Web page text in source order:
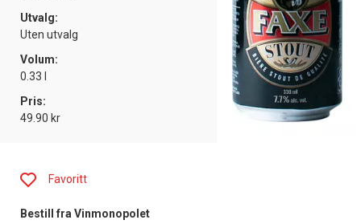
Utvalg:
Uten utvalg
Volum:
0.33 l
Pris:
49.90 kr
Favoritt
Bestill fra Vinmonopolet